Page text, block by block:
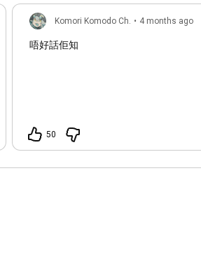
Komori Komodo Ch. • 4 months ago
唔好話佢知
50